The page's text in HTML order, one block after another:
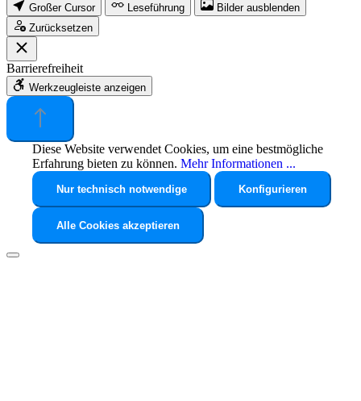
Großer Cursor
Leseführung
Bilder ausblenden
Zurücksetzen
Barrierefreiheit
Werkzeugleiste anzeigen
Diese Website verwendet Cookies, um eine bestmögliche
Erfahrung bieten zu können. Mehr Informationen ...
Nur technisch notwendige Konfigurieren
Alle Cookies akzeptieren